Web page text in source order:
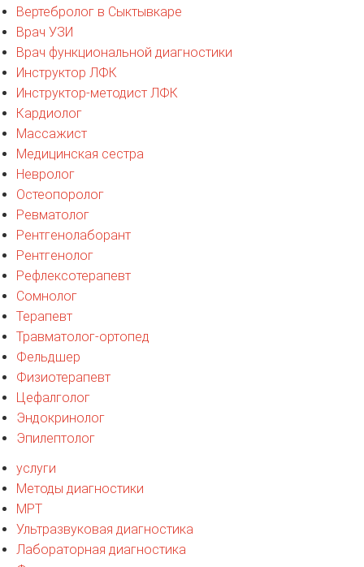
Вертебролог в Сыктывкаре
Врач УЗИ
Врач функциональной диагностики
Инструктор ЛФК
Инструктор-методист ЛФК
Кардиолог
Массажист
Медицинская сестра
Невролог
Остеопоролог
Ревматолог
Рентгенолаборант
Рентгенолог
Рефлексотерапевт
Сомнолог
Терапевт
Травматолог-ортопед
Фельдшер
Физиотерапевт
Цефалголог
Эндокринолог
Эпилептолог
услуги
Методы диагностики
МРТ
Ультразвуковая диагностика
Лабораторная диагностика